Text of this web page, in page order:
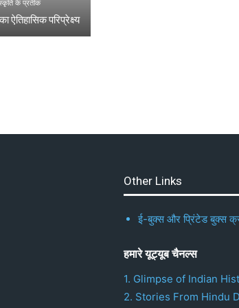
के प्रतीक
ऐतिहासिक परिप्रेक्ष्य
Other Links
ई-बुक्स और प्रिंटेड बुक्स
हमारे यूट्यूब चैनल्स
1. Glimpse of Indian
2. Stories From Hindu